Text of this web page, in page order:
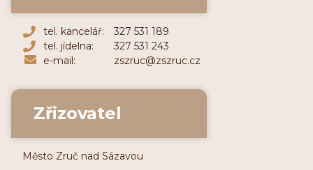
tel. kancelář:
327 531 189
tel. jídelna:
327 531 243
e-mail:
zszruc@zszruc.cz
Zřizovatel
Město Zruč nad Sázavou